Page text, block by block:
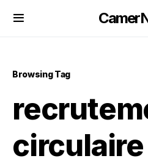
Browsing Tag
circulaire